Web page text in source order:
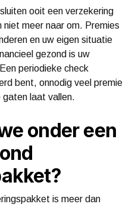
ooit een verzekering
niet meer naar om. Premies
en uw eigen situatie
gezond is uw
periodieke check
bent, onnodig veel premie
laat vallen.
onder een
is meer dan